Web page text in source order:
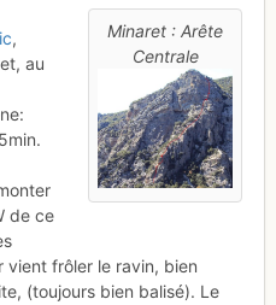
Minaret : Arête
Centrale
,
au
de ce
vient frôler le ravin, bien
(toujours bien balisé). Le